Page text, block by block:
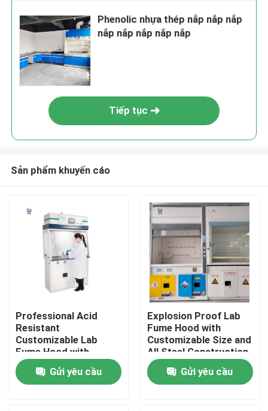
Nhà
Sản phẩm
Phenolic nhựa thép nắp nắp nắp
nắp nắp nắp nắp nắp
Tiếp tục
Sản phẩm khuyến cáo
Professional Acid
Resistant
Customizable Lab
Fume Hood with
Seven-inch LCD Touch
Screen Gửi yêu cầu
Explosion Proof Lab
Fume Hood with
Customizable Size and
All Steel Construction
for Safe Chemical
HandlingGửi yêu cầu